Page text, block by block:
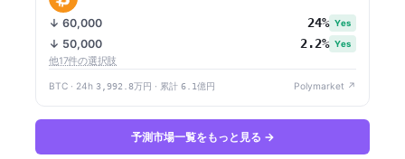
↓ 60,000 24% Yes
↓ 50,000 2.2% Yes
他17件の選択肢
BTC · 24h 3,992.8万円 · 累計 6.1億円 Polymarket ↗
予測市場一覧をもっと見る →